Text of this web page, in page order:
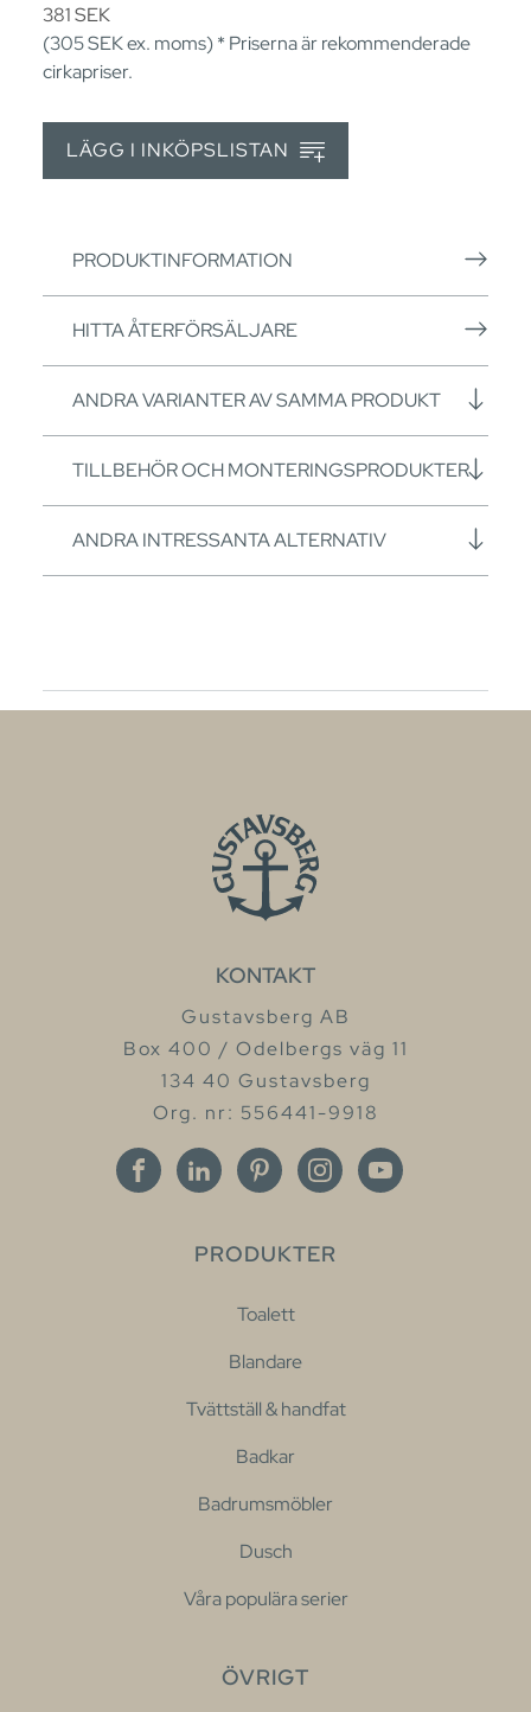
381SEK
(305SEKex. moms) * Priserna är rekommenderade
cirkapriser.
LÄGG I INKÖPSLISTAN
PRODUKTINFORMATION
HITTA ÅTERFÖRSÄLJARE
ANDRA VARIANTER AV SAMMA PRODUKT
TILLBEHÖR OCH MONTERINGSPRODUKTER
ANDRA INTRESSANTA ALTERNATIV
KONTAKT
Gustavsberg AB
Box 400 / Odelbergs väg 11
134 40 Gustavsberg
Org. nr: 556441-9918
PRODUKTER
Toalett
Blandare
Tvättställ & handfat
Badkar
Badrumsmöbler
Dusch
Våra populära serier
ÖVRIGT